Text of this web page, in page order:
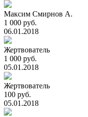
Максим Смирнов А.
1 000 руб.
06.01.2018
Жертвователь
1 000 руб.
05.01.2018
Жертвователь
100 руб.
05.01.2018